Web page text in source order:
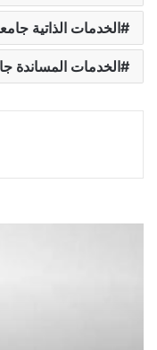
الخدمات الذاتية
الخدمات المساندة